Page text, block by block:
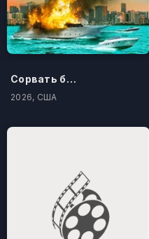
Сорвать банк 3: Вор-джентльмен
2026, США